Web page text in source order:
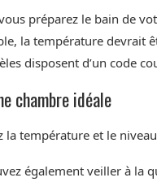
préparez le bain de
la température devrait
disposent d’un code
chambre idéale
la température et le
également veiller à la